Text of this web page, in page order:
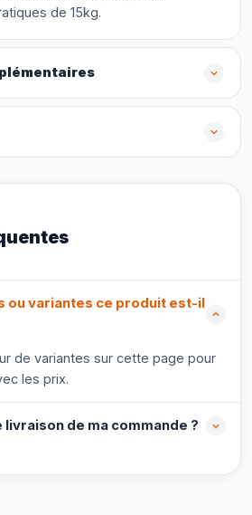
de 15kg.
ou variantes ce produit est-il
de variantes sur cette page pour
les prix.
livraison de ma commande ?